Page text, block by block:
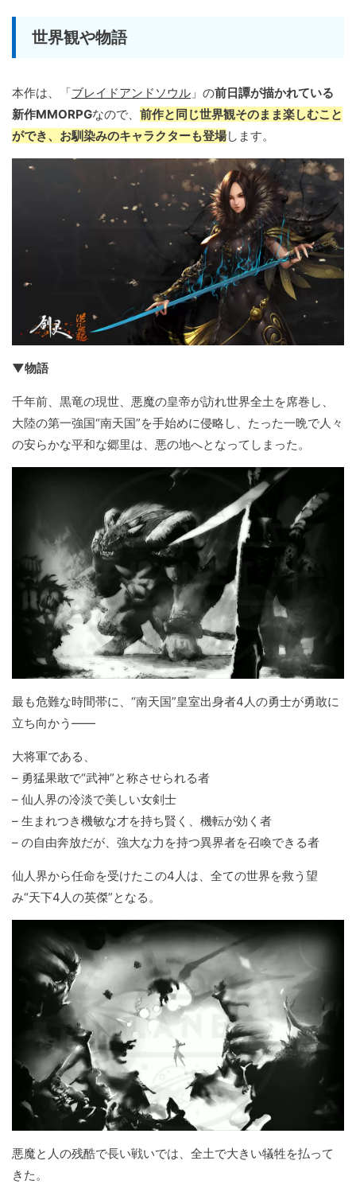
世界観や物語
本作は、「ブレイドアンドソウル 」の前日譚が描かれている
新作MMORPGなので、 前作と同じ世界観そのまま楽しむこと
ができ、お馴染みのキャラクターも登場します。
▼物語
千年前、黒竜の現世、悪魔の皇帝が訪れ世界全土を席巻し、
大陸の第一強国“南天国”を手始めに侵略し、たった一晩で人々
の安らかな平和な郷里は、悪の地へとなってしまった。
最も危難な時間帯に、“南天国”皇室出身者4人の勇士が勇敢に
立ち向かう――
大将軍である、
– 勇猛果敢で“武神”と称させられる者
– 仙人界の冷淡で美しい女剣士
– 生まれつき機敏な才を持ち賢く、機転が効く者
– の自由奔放だが、強大な力を持つ異界者を召喚できる者
仙人界から任命を受けたこの4人は、全ての世界を救う望
み“天下4人の英傑”となる。
悪魔と人の残酷で長い戦いでは、全土で大きい犠牲を払って
きた。